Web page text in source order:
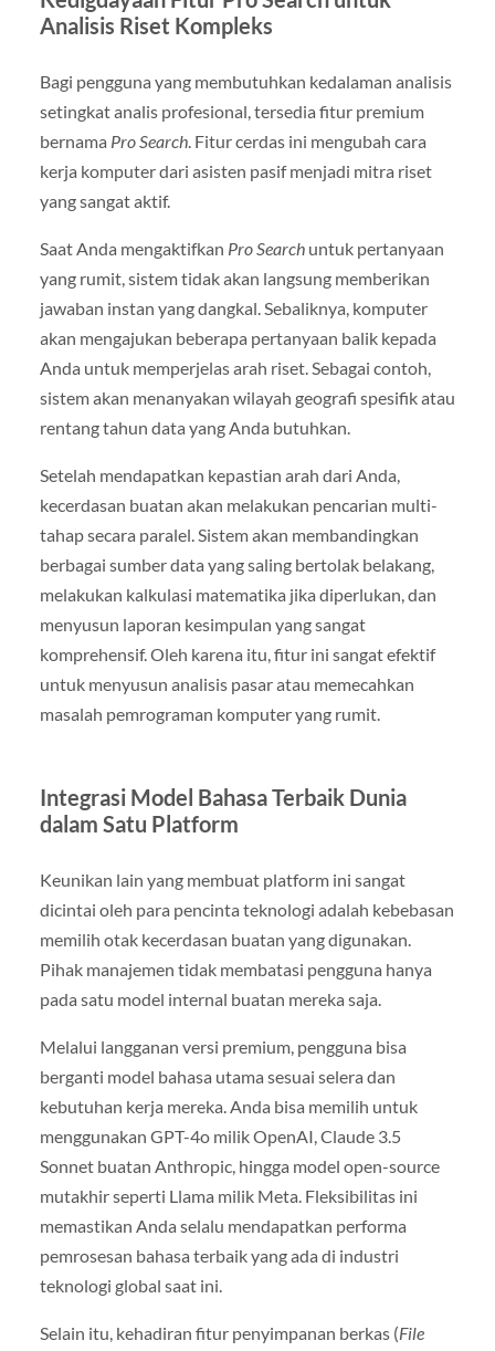
Analisis Riset Kompleks
Bagi pengguna yang membutuhkan kedalaman analisis
setingkat analis profesional, tersedia fitur premium
bernama Pro Search. Fitur cerdas ini mengubah cara
kerja komputer dari asisten pasif menjadi mitra riset
yang sangat aktif.
Saat Anda mengaktifkan Pro Searchuntuk pertanyaan
yang rumit, sistem tidak akan langsung memberikan
jawaban instan yang dangkal. Sebaliknya, komputer
akan mengajukan beberapa pertanyaan balik kepada
Anda untuk memperjelas arah riset. Sebagai contoh,
sistem akan menanyakan wilayah geografi spesifik atau
rentang tahun data yang Anda butuhkan.
Setelah mendapatkan kepastian arah dari Anda,
kecerdasan buatan akan melakukan pencarian multi-
tahap secara paralel. Sistem akan membandingkan
berbagai sumber data yang saling bertolak belakang,
melakukan kalkulasi matematika jika diperlukan, dan
menyusun laporan kesimpulan yang sangat
komprehensif. Oleh karena itu, fitur ini sangat efektif
untuk menyusun analisis pasar atau memecahkan
masalah pemrograman komputer yang rumit.
Integrasi Model Bahasa Terbaik Dunia
dalam Satu Platform
Keunikan lain yang membuat platform ini sangat
dicintai oleh para pencinta teknologi adalah kebebasan
memilih otak kecerdasan buatan yang digunakan.
Pihak manajemen tidak membatasi pengguna hanya
pada satu model internal buatan mereka saja.
Melalui langganan versi premium, pengguna bisa
berganti model bahasa utama sesuai selera dan
kebutuhan kerja mereka. Anda bisa memilih untuk
menggunakan GPT-4o milik OpenAI, Claude 3.5
Sonnet buatan Anthropic, hingga model open-source
mutakhir seperti Llama milik Meta. Fleksibilitas ini
memastikan Anda selalu mendapatkan performa
pemrosesan bahasa terbaik yang ada di industri
teknologi global saat ini.
Selain itu, kehadiran fitur penyimpanan berkas (File